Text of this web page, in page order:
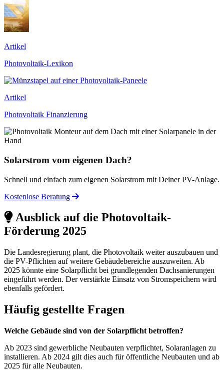
Artikel
Photovoltaik-Lexikon
Artikel
Photovoltaik Finanzierung
Solarstrom vom eigenen Dach?
Schnell und einfach zum eigenen Solarstrom mit Deiner PV-Anlage.
Kostenlose Beratung
Ausblick auf die Photovoltaik-
Förderung 2025
Die Landesregierung plant, die Photovoltaik weiter auszubauen und
die PV-Pflichten auf weitere Gebäudebereiche auszuweiten. Ab
2025 könnte eine Solarpflicht bei grundlegenden Dachsanierungen
eingeführt werden. Der verstärkte Einsatz von Stromspeichern wird
ebenfalls gefördert.
Häufig gestellte Fragen
Welche Gebäude sind von der Solarpflicht betroffen?
Ab 2023 sind gewerbliche Neubauten verpflichtet, Solaranlagen zu
installieren. Ab 2024 gilt dies auch für öffentliche Neubauten und ab
2025 für alle Neubauten.